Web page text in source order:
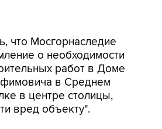
работ в Доме
в Среднем
в центре столицы,
вред объекту".
отметили, что